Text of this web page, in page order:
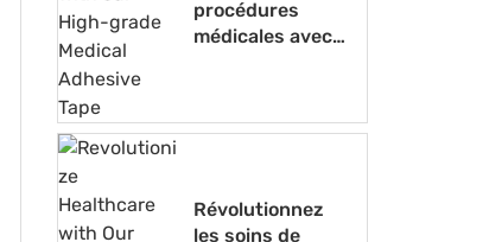
procédures
médicales avec
Révolutionnez
les soins de